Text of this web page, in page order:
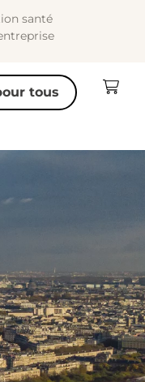
santé
tous